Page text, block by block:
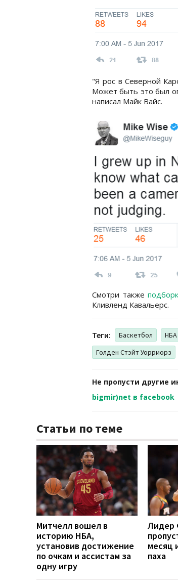
"Я рос в Северной
Может быть это был
написал Майк Вайс.
Смотри также
Кливленд Кавальерс.
Теги: Баскетбол НБА
Голден Стэйт Уорриорз
Не пропусти другие
bigmir)net в facebook
Статьи по теме
Митчелл вошел в
историю НБА,
установив достижение
по очкам и ассистам за
одну игру
Лидер
месяц
паха